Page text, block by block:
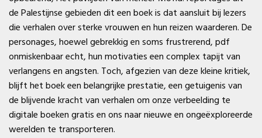
de Palestijnse gebieden dit een boek is dat aansluit bij lezers
die verhalen over sterke vrouwen en hun reizen waarderen. De
personages, hoewel gebrekkig en soms frustrerend, pdf
onmiskenbaar echt, hun motivaties een complex tapijt van
verlangens en angsten. Toch, afgezien van deze kleine kritiek,
blijft het boek een belangrijke prestatie, een getuigenis van
de blijvende kracht van verhalen om onze verbeelding te
digitale boeken gratis en ons naar nieuwe en ongeëxploreerde
werelden te transporteren.